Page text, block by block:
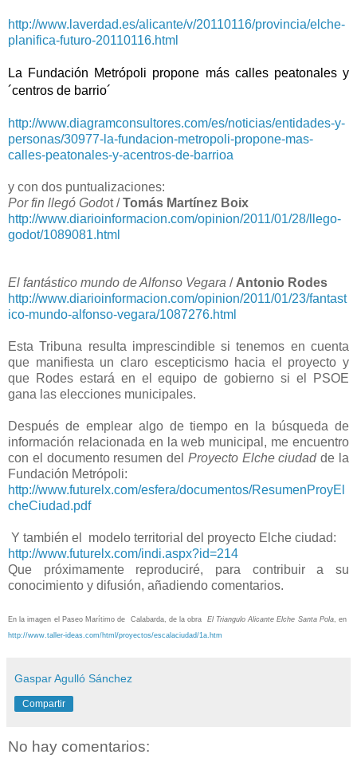
http://www.laverdad.es/alicante/v/20110116/provincia/elche-
planifica-futuro-20110116.html
La Fundación Metrópoli propone más calles peatonales y
´centros de barrio´
http://www.diagramconsultores.com/es/noticias/entidades-y-
personas/30977-la-fundacion-metropoli-propone-mas-
calles-peatonales-y-acentros-de-barrioa
y con dos puntualizaciones:
Por fin llegó Godot /Tomás Martínez Boix
http://www.diarioinformacion.com/opinion/2011/01/28/llego-
godot/1089081.html
El fantástico mundo de Alfonso Vegara / Antonio Rodes
http://www.diarioinformacion.com/opinion/2011/01/23/fantast
ico-mundo-alfonso-vegara/1087276.html
Esta Tribuna resulta imprescindible si tenemos en cuenta
que manifiesta un claro escepticismo hacia el proyecto y
que Rodes estará en el equipo de gobierno si el PSOE
gana las elecciones municipales.
Después de emplear algo de tiempo en la búsqueda de
información relacionada en la web municipal, me encuentro
con el documento resumen del Proyecto Elche ciudadde la
Fundación Metrópoli:
http://www.futurelx.com/esfera/documentos/ResumenProyEl
cheCiudad.pdf
Y también el
modelo territorial del proyecto Elche ciudad:
http://www.futurelx.com/indi.aspx?id=214
Que próximamente reproduciré, para contribuir a su
conocimiento y difusión, añadiendo comentarios.
En la imagen el Paseo Marítimo de Calabarda, de la obra El Triangulo Alicante Elche Santa Pola, en
http://www.taller-ideas.com/html/proyectos/escalaciudad/1a.htm
Gaspar Agulló Sánchez
Compartir
No hay comentarios: